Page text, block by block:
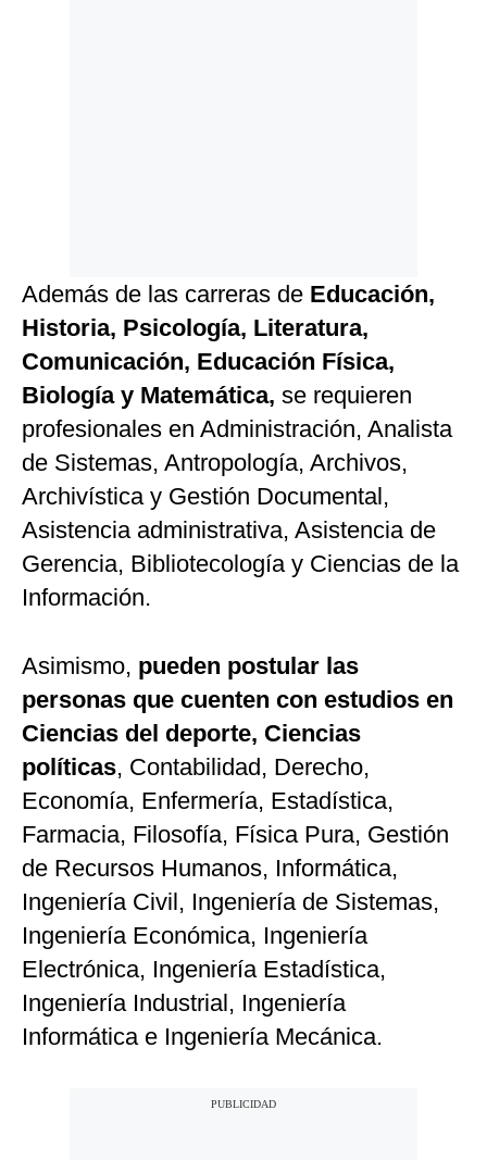
Además de las carreras de Educación,
Historia, Psicología, Literatura,
Comunicación, Educación Física,
Biología y Matemática, se requieren
profesionales en Administración, Analista
de Sistemas, Antropología, Archivos,
Archivística y Gestión Documental,
Asistencia administrativa, Asistencia de
Gerencia, Bibliotecología y Ciencias de la
Información.
Asimismo, pueden postular las
personas que cuenten con estudios en
Ciencias del deporte, Ciencias
políticas, Contabilidad, Derecho,
Economía, Enfermería, Estadística,
Farmacia, Filosofía, Física Pura, Gestión
de Recursos Humanos, Informática,
Ingeniería Civil, Ingeniería de Sistemas,
Ingeniería Económica, Ingeniería
Electrónica, Ingeniería Estadística,
Ingeniería Industrial, Ingeniería
Informática e Ingeniería Mecánica.